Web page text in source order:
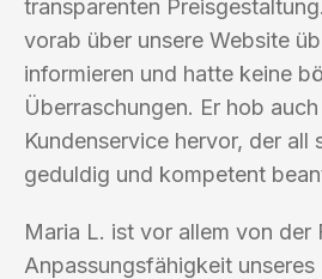
transparenten
vorab über unsere Website
informieren und hatte keine
Überraschungen. Er hob
Kundenservice hervor, der all
geduldig und kompetent
Maria L. ist vor allem von der
Anpassungsfähigkeit unseres